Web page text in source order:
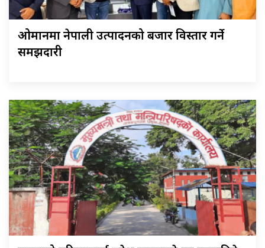
ओमानमा नेपाली उत्पादनको बजार विस्तार गर्ने
समझदारी